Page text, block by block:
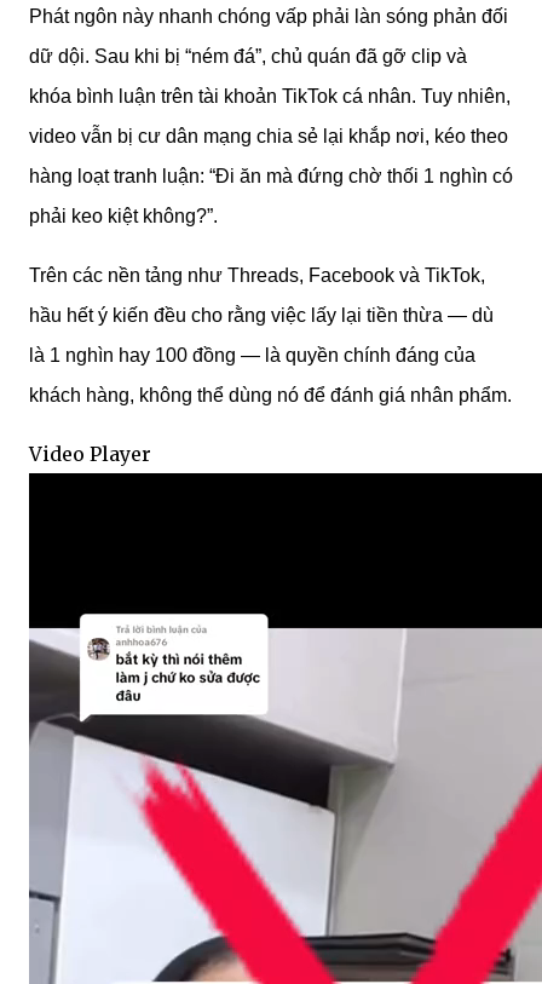
Phát ngôn này nhanh chóng vấp phải làn sóng phản đối
dữ dội. Sau khi bị “ném đá”, chủ quán đã gỡ clip và
khóa bình luận trên tài khoản TikTok cá nhân. Tuy nhiên,
video vẫn bị cư dân mạng chia sẻ lại khắp nơi, kéo theo
hàng loạt tranh luận: “Đi ăn mà đứng chờ thối 1 nghìn có
phải keo kiệt không?”.
Trên các nền tảng như Threads, Facebook và TikTok,
hầu hết ý kiến đều cho rằng việc lấy lại tiền thừa — dù
là 1 nghìn hay 100 đồng — là quyền chính đáng của
khách hàng, không thể dùng nó để đánh giá nhân phẩm.
Video Player